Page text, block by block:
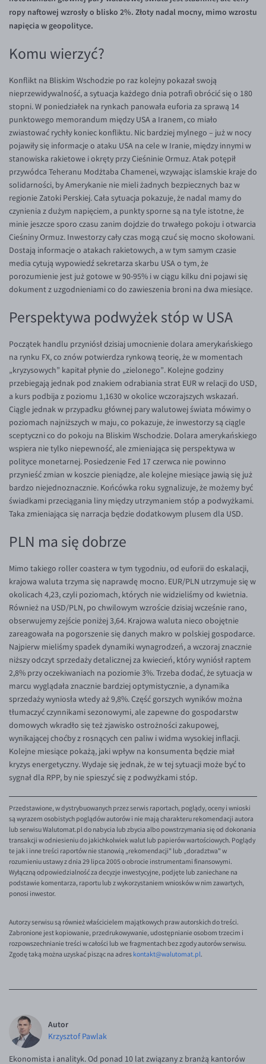
Inne pary walutowe
AUD/PLN
BGN/PLN
HKD/PLN
HUF/PLN
ILS/PLN
JPY/PLN
NZD/PLN
SGD/PLN
TRY/PLN
ZAR/PLN
EUR/USD
EUR/CHF
EUR/CZK
EUR/DKK
EUR/NOK
EUR/SEK
EUR/AUD
EUR/BGN
EUR/CAD
EUR/CNY
EUR/HKD
EUR/HUF
EUR/ILS
EUR/NZD
EUR/RON
EUR/SGD
EUR/TRY
EUR/ZAR
GBP/USD
USD/CHF
GBP/CHF
Aplikacja mobilna
Bezpieczeństwo
Konto i opłaty
Wymiana walut
Banki i przelewy
Przelewy zagraniczne
Słowniczek
Poradnik
KONTAKT
PL
ropy naftowej wzrosły o blisko 2%. Złoty nadal mocny, mimo wzrostu
napięcia w geopolityce.
Komu wierzyć?
Konflikt na Bliskim Wschodzie po raz kolejny pokazał swoją
nieprzewidywalność, a sytuacja każdego dnia potrafi obrócić się o 180
stopni. W poniedziałek na rynkach panowała euforia za sprawą 14
punktowego memorandum między USA a Iranem, co miało
zwiastować rychły koniec konfliktu. Nic bardziej mylnego – już w nocy
pojawiły się informacje o ataku USA na cele w Iranie, między innymi w
stanowiska rakietowe i okręty przy Cieśninie Ormuz. Atak potępił
przywódca Teheranu Modżtaba Chamenei, wzywając islamskie kraje do
solidarności, by Amerykanie nie mieli żadnych bezpiecznych baz w
regionie Zatoki Perskiej. Cała sytuacja pokazuje, że nadal mamy do
czynienia z dużym napięciem, a punkty sporne są na tyle istotne, że
minie jeszcze sporo czasu zanim dojdzie do trwałego pokoju i otwarcia
Cieśniny Ormuz. Inwestorzy cały czas mogą czuć się mocno skołowani.
Dostają informacje o atakach rakietowych, a w tym samym czasie
media cytują wypowiedź sekretarza skarbu USA o tym, że
porozumienie jest już gotowe w 90-95% i w ciągu kilku dni pojawi się
dokument z uzgodnieniami co do zawieszenia broni na dwa miesiące.
Perspektywa podwyżek stóp w USA
Początek handlu przyniósł dzisiaj umocnienie dolara amerykańskiego
na rynku FX, co znów potwierdza rynkową teorię, że w momentach
„kryzysowych” kapitał płynie do „zielonego”. Kolejne godziny
przebiegają jednak pod znakiem odrabiania strat EUR w relacji do USD,
a kurs podbija z poziomu 1,1630 w okolice wczorajszych wskazań.
Ciągle jednak w przypadku głównej pary walutowej świata mówimy o
poziomach najniższych w maju, co pokazuje, że inwestorzy są ciągle
sceptyczni co do pokoju na Bliskim Wschodzie. Dolara amerykańskiego
wspiera nie tylko niepewność, ale zmieniająca się perspektywa w
polityce monetarnej. Posiedzenie Fed 17 czerwca nie powinno
przynieść zmian w koszcie pieniądze, ale kolejne miesiące jawią się już
bardzo niejednoznacznie. Końcówka roku sygnalizuje, że możemy być
świadkami przeciągania liny między utrzymaniem stóp a podwyżkami.
Taka zmieniająca się narracja będzie dodatkowym plusem dla USD.
PLN ma się dobrze
Mimo takiego roller coastera w tym tygodniu, od euforii do eskalacji,
krajowa waluta trzyma się naprawdę mocno. EUR/PLN utrzymuje się w
okolicach 4,23, czyli poziomach, których nie widzieliśmy od kwietnia.
Również na USD/PLN, po chwilowym wzroście dzisiaj wcześnie rano,
obserwujemy zejście poniżej 3,64. Krajowa waluta nieco obojętnie
zareagowała na pogorszenie się danych makro w polskiej gospodarce.
Najpierw mieliśmy spadek dynamiki wynagrodzeń, a wczoraj znacznie
niższy odczyt sprzedaży detalicznej za kwiecień, który wyniósł raptem
2,8% przy oczekiwaniach na poziomie 3%. Trzeba dodać, że sytuacja w
marcu wyglądała znacznie bardziej optymistycznie, a dynamika
sprzedaży wyniosła wtedy aż 9,8%. Część gorszych wyników można
tłumaczyć czynnikami sezonowymi, ale zapewne do gospodarstw
domowych wkradło się też zjawisko ostrożności zakupowej,
wynikającej choćby z rosnących cen paliw i widma wysokiej inflacji.
Kolejne miesiące pokażą, jaki wpływ na konsumenta będzie miał
kryzys energetyczny. Wydaje się jednak, że w tej sytuacji może być to
sygnał dla RPP, by nie spieszyć się z podwyżkami stóp.
Przedstawione, w dystrybuowanych przez serwis raportach, poglądy, oceny i wnioski
są wyrazem osobistych poglądów autorów i nie mają charakteru rekomendacji autora
lub serwisu Walutomat.pl do nabycia lub zbycia albo powstrzymania się od dokonania
transakcji w odniesieniu do jakichkolwiek walut lub papierów wartościowych. Poglądy
te jak i inne treści raportów nie stanowią „rekomendacji" lub „doradztwa" w
rozumieniu ustawy z dnia 29 lipca 2005 o obrocie instrumentami finansowymi.
Wyłączną odpowiedzialność za decyzje inwestycyjne, podjęte lub zaniechane na
podstawie komentarza, raportu lub z wykorzystaniem wniosków w nim zawartych,
ponosi inwestor.
Autorzy serwisu są również właścicielem majątkowych praw autorskich do treści.
Zabronione jest kopiowanie, przedrukowywanie, udostępnianie osobom trzecim i
rozpowszechnianie treści w całości lub we fragmentach bez zgody autorów serwisu.
Zgodę taką można uzyskać pisząc na adres kontakt@walutomat.pl.
Autor
Krzysztof Pawlak
Ekonomista i analityk. Od ponad 10 lat związany z branżą kantorów